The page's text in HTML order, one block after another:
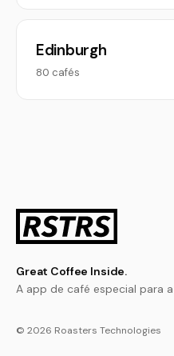
Edinburgh
80 cafés
Great Coffee Inside.
A app de café especial para
© 2026 Roasters Technologies